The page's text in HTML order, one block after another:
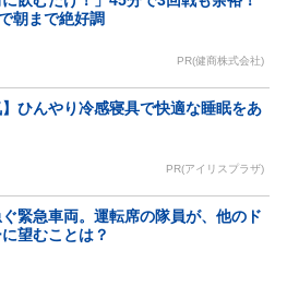
朝まで絶好調
PR(健商株式会社)
】ひんやり冷感寝具で快適な睡眠をあ
PR(アイリスプラザ)
緊急車両。運転席の隊員が、他のド
望むことは？